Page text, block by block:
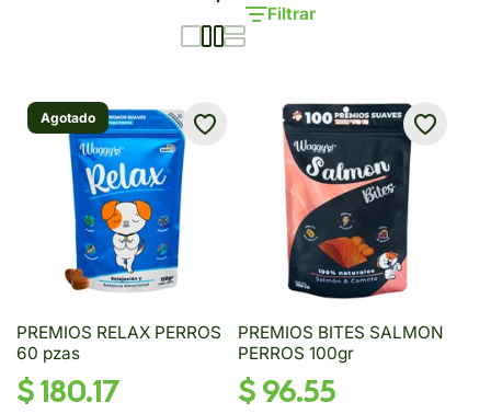
Filtrar
Agotado
PREMIOS RELAX PERROS
60 pzas
$ 180.17
PREMIOS BITES SALMON
PERROS 100gr
$ 96.55